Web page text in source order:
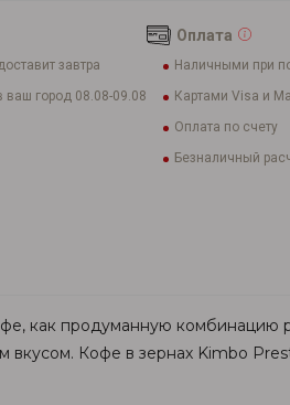
завтра
ваш город 08.08-09.08
Оплата
Наличными при
Картами Visa и
Оплата по счету
Безналичный
как продуманную комбинацию
вкусом. Кофе в зернах Kimbo